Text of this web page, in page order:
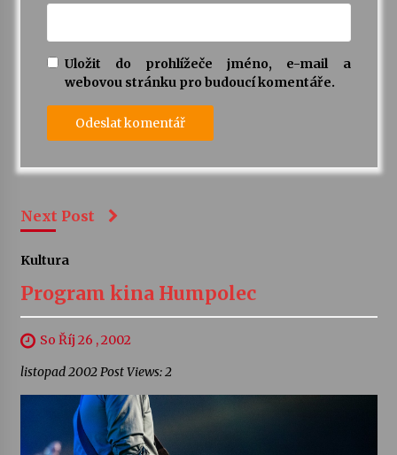
Uložit do prohlížeče jméno, e-mail a
webovou stránku pro budoucí komentáře.
Next Post
Kultura
Program kina Humpolec
So Říj 26 , 2002
listopad 2002 Post Views: 2